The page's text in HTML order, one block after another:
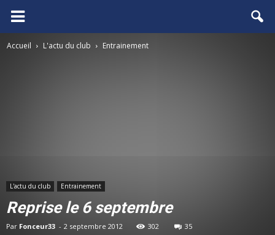
FCGB.net
Accueil L'actu du club Entrainement
L'actu du club Entrainement
Reprise le 6 septembre
Par Fonceur33 - 2 septembre 2012 302 35